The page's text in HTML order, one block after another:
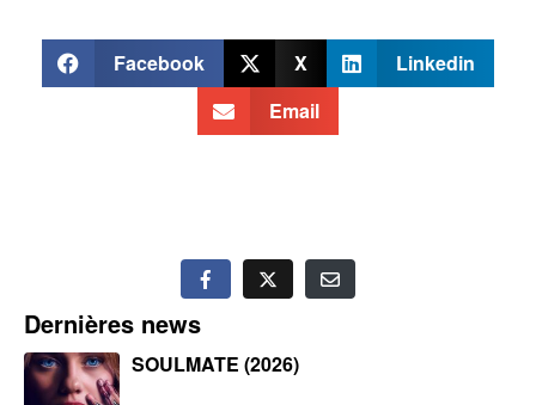
Facebook X
Linkedin
Email
Dernières news
SOULMATE (2026)